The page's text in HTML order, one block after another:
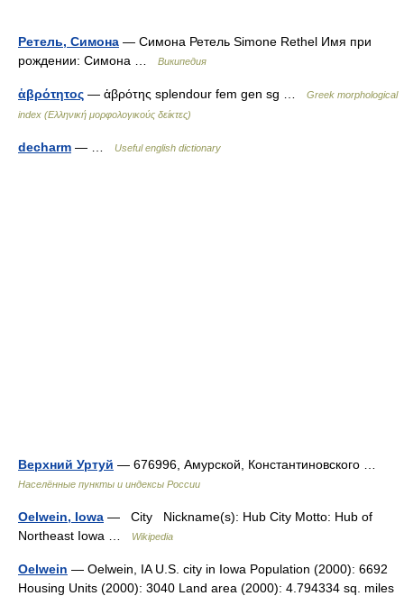
Ретель, Симона — Симона Ретель Simone Rethel Имя при
рождении: Симона …
Википедия
ἁβρότητος — ἁβρότης splendour fem gen sg …
Greek morphological
index (Ελληνική μορφολογικούς δείκτες)
decharm — … Useful english dictionary
Верхний Уртуй — 676996, Амурской, Константиновского …
Населённые пункты и индексы России
Oelwein, Iowa — City Nickname(s): Hub City Motto: Hub of
Northeast Iowa …
Wikipedia
Oelwein — Oelwein, IA U.S. city in Iowa Population (2000): 6692
Housing Units (2000): 3040 Land area (2000): 4.794334 sq. miles